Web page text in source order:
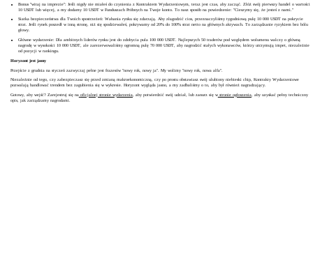
Bonus "witaj na imprezie": Jeśli nigdy nie miałeś do czynienia z Kontraktem Wydarzeniowym, teraz jest czas, aby zacząć. Złóż swój pierwszy handel o wartości
10 USDT lub więcej, a my dodamy 10 USDT w Funduszach Próbnych na Twoje konto. To nasz sposób na powiedzenie: "Cieszymy się, że jesteś z nami."
Siatka bezpieczeństwa dla Twoich spostrzeżeń: Wahania rynku się zdarzają. Aby złagodzić cios, przeznaczyliśmy tygodniową pulę 10 000 USDT na pokrycie
strat. Jeśli rynek poszedł w inną stronę, niż się spodziewałeś, pokrywamy od 20% do 100% strat netto na głównych aktywach. To zarządzanie ryzykiem bez bólu
głowy.
Główne wydarzenie: Dla ambitnych liderów rynku jest do zdobycia pula 100 000 USDT. Najlepszych 50 traderów pod względem wolumenu walczy o główną
nagrodę w wysokości 10 000 USDT, ale zarezerwowaliśmy ogromną pulę 70 000 USDT, aby nagrodzić stałych wykonawców, którzy utrzymują impet, niezależnie
od pozycji w rankingu.
Horyzont jest jasny
Przejście z grudnia na styczeń zazwyczaj pełne jest frazesów "nowy rok, nowy ja". My wolimy "nowy rok, nowa alfa".
Niezależnie od tego, czy zabezpieczasz się przed zmianą makroekonomiczną, czy po prostu obstawiasz swój ulubiony niebieski chip, Kontrakty Wydarzeniowe
pozwalają handlować trendem bez zagubienia się w wykresie. Horyzont wygląda jasno, a my zadbaliśmy o to, aby był również nagradzający.
Gotowy, aby wejść? Zarejestruj się na oficjalnej stronie wydarzenia, aby potwierdzić swój udział, lub zanurz się w stronie ogłoszenia, aby uzyskać pełny techniczny
opis, jak zarządzamy nagrodami.